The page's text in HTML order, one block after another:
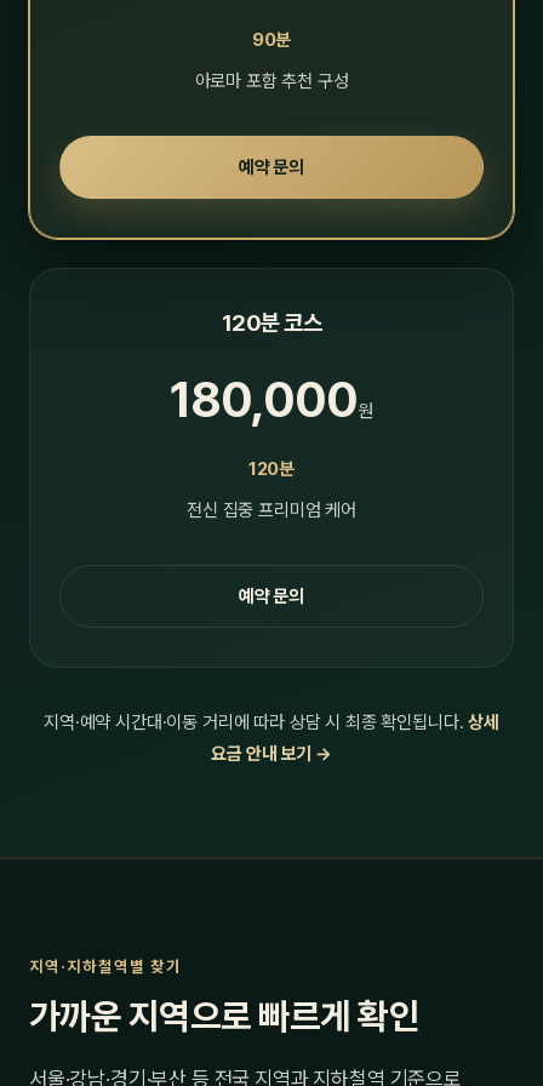
90분
아로마 포함 추천 구성
예약 문의
120분 코스
180,000원
120분
전신 집중 프리미엄 케어
예약 문의
지역·예약 시간대·이동 거리에 따라 상담 시 최종 확인됩니다.상세
요금 안내 보기 →
지역·지하철역별 찾기
가까운 지역으로 빠르게 확인
서울·강남·경기·부산 등 전국 지역과 지하철역 기준으로